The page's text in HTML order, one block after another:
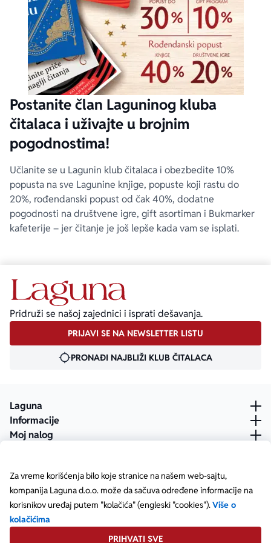
Za vreme korišćenja bilo koje stranice na našem web-sajtu,
kompanija Laguna d.o.o. može da sačuva određene informacije na
korisnikov uređaj putem "kolačića" (engleski "cookies").Više o
kolačićima
PRIHVATI SVE
Postanite član Laguninog kluba
čitalaca i uživajte u brojnim
pogodnostima!
Učlanite se u Lagunin klub čitalaca i obezbedite 10%
popusta na sve Lagunine knjige, popuste koji rastu do
20%, rođendanski popust od čak 40%, dodatne
pogodnosti na društvene igre, gift asortiman i Bukmarker
kafeterije – jer čitanje je još lepše kada vam se isplati.
Pridruži se našoj zajednici i isprati dešavanja.
PRIJAVI SE NA NEWSLETTER LISTU
PRONAĐI NAJBLIŽI KLUB ČITALACA
Laguna
Informacije
Moj nalog